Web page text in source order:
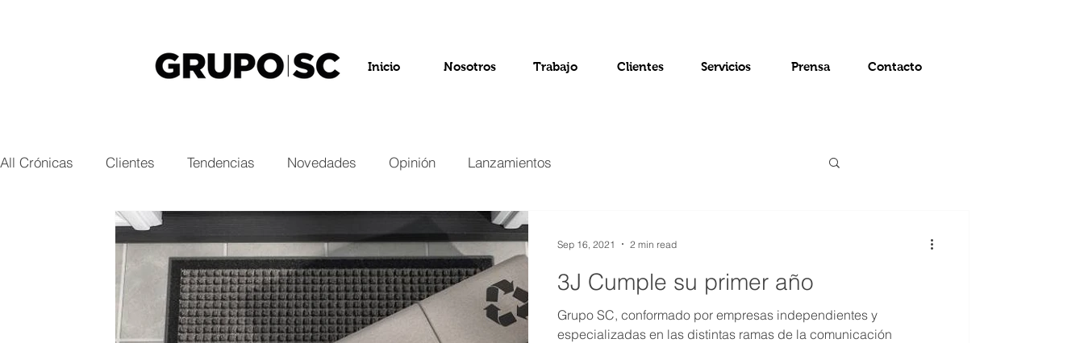
Inicio Nosotros Trabajo Clientes Servicios Prensa Contacto
All Crónicas Clientes Tendencias Novedades Opinión Lanzamientos
3J Cumple su primer año
Grupo SC, conformado por empresas independientes y
especializadas en las distintas ramas de la comunicación
Sep 16, 2021 2 min read